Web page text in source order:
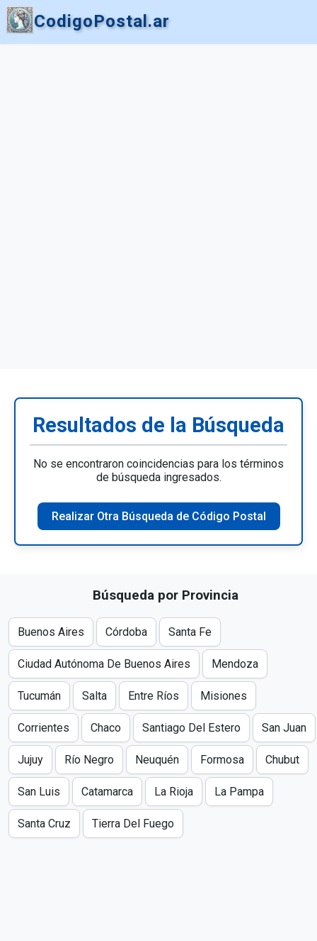
CodigoPostal.ar
Resultados de la Búsqueda
No se encontraron coincidencias para los términos
de búsqueda ingresados.
Realizar Otra Búsqueda de Código Postal
Búsqueda por Provincia
Buenos Aires Córdoba Santa Fe
Ciudad Autónoma De Buenos Aires Mendoza
Tucumán Salta Entre Ríos Misiones
Corrientes Chaco Santiago Del Estero San Juan
Jujuy Río Negro Neuquén Formosa Chubut
San Luis Catamarca La Rioja La Pampa
Santa Cruz Tierra Del Fuego